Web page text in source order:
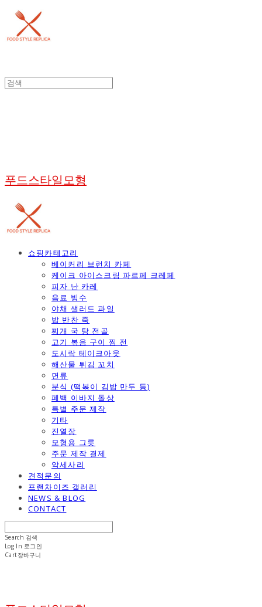
푸드스타일모형
쇼핑카테고리
베이커리 브런치 카페
케이크 아이스크림 파르페 크레페
피자 난 카레
음료 빙수
야채 샐러드 과일
밥 반찬 죽
찌개 국 탕 전골
고기 볶음 구이 찜 전
도시락 테이크아웃
해산물 튀김 꼬치
면류
분식 (떡볶이 김밥 만두 등)
폐백 이바지 돌상
특별 주문 제작
기타
진열장
모형용 그릇
주문 제작 결제
악세사리
견적문의
프랜차이즈 갤러리
NEWS & BLOG
CONTACT
Search 검색
Log In 로그인
Cart장바구니